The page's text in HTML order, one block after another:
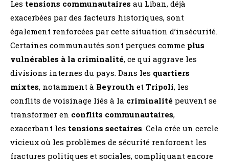
Les tensions communautaires au Liban, déjà
exacerbées par des facteurs historiques, sont
également renforcées par cette situation d’insécurité.
Certaines communautés sont perçues comme plus
vulnérables à la criminalité, ce qui aggrave les
divisions internes du pays. Dans les quartiers
mixtes, notamment à Beyrouth et Tripoli, les
conflits de voisinage liés à la criminalité peuvent se
transformer en conflits communautaires,
exacerbant les tensions sectaires. Cela crée un cercle
vicieux où les problèmes de sécurité renforcent les
fractures politiques et sociales, compliquant encore